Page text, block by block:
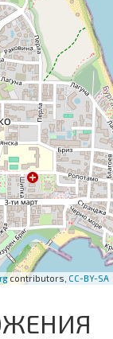
contributors, CC-BY-SA